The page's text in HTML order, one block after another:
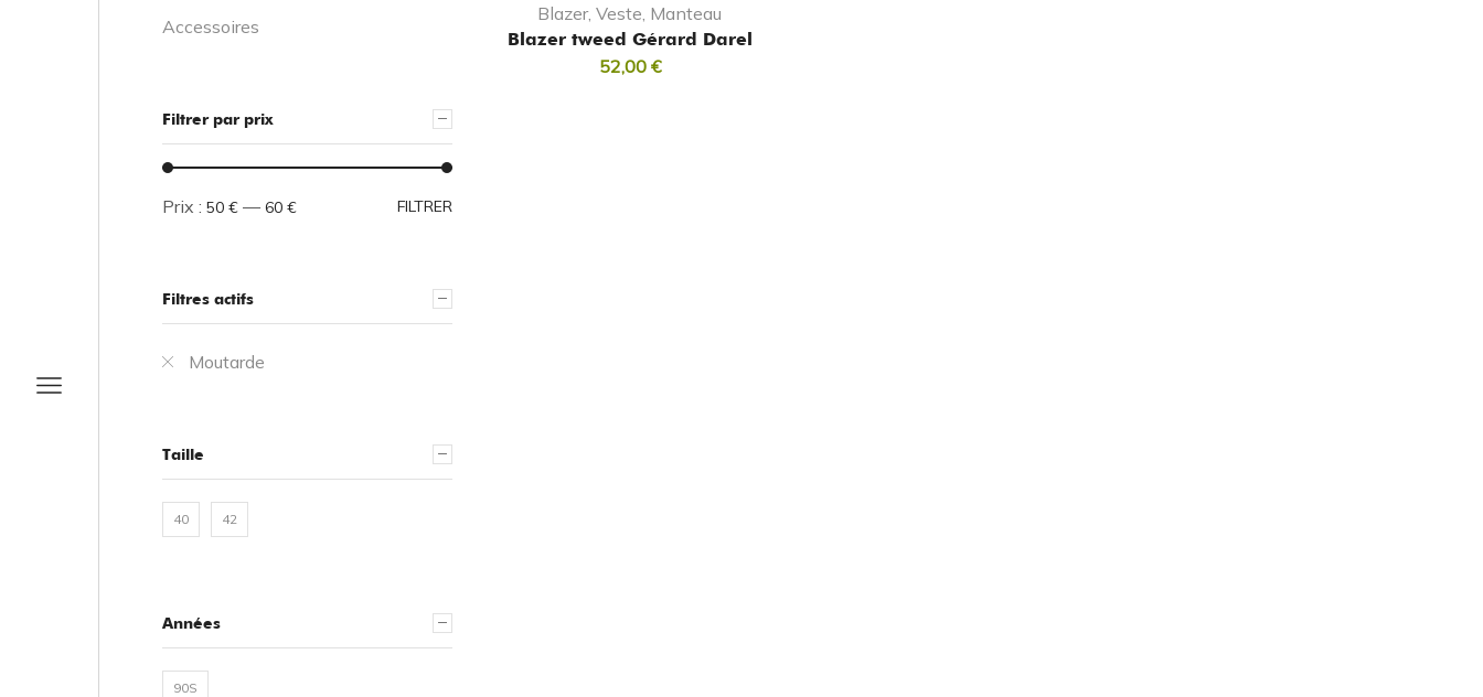
Blazer, Veste, Manteau
Blazer tweed Gérard Darel
52,00 €
Accessoires
Filtrer par prix
FILTRER
Prix : 50 € — 60 €
Filtres actifs
Moutarde
Taille
40 42
Années
90S